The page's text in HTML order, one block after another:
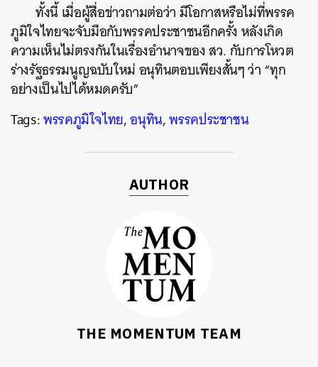
ทั้งนี้ เมื่อผู้สื่อข่าวถามต่อว่า มีโอกาสหรือไม่ที่พรรค
ภูมิใจไทยจะจับมือกับพรรคประชาชนอีกครั้ง หลังเกิด
ความเห็นไม่ตรงกันในเรื่องอำนาจของ สว. กับการโหวต
ร่างรัฐธรรมนูญฉบับใหม่ อนุทินตอบเพียงสั้นๆ ว่า “ทุก
อย่างเป็นไปได้หมดครับ”
Tags:พรรคภูมิใจไทย,อนุทิน,พรรคประชาชน
AUTHOR
THE MOMENTUM TEAM